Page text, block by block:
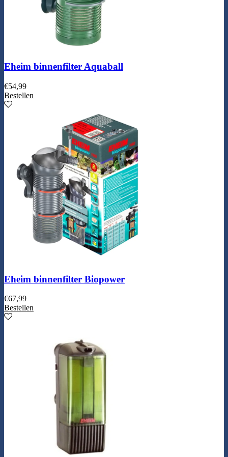
Eheim binnenfilter Aquaball
€54,99
Bestellen
Eheim binnenfilter Biopower
€67,99
Bestellen